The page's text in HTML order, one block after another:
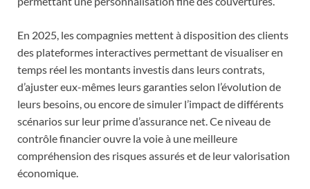
En 2025, les compagnies mettent à disposition des clients
des plateformes interactives permettant de visualiser en
temps réel les montants investis dans leurs contrats,
d’ajuster eux-mêmes leurs garanties selon l’évolution de
leurs besoins, ou encore de simuler l’impact de différents
scénarios sur leur prime d’assurance net. Ce niveau de
contrôle financier ouvre la voie à une meilleure
compréhension des risques assurés et de leur valorisation
économique.